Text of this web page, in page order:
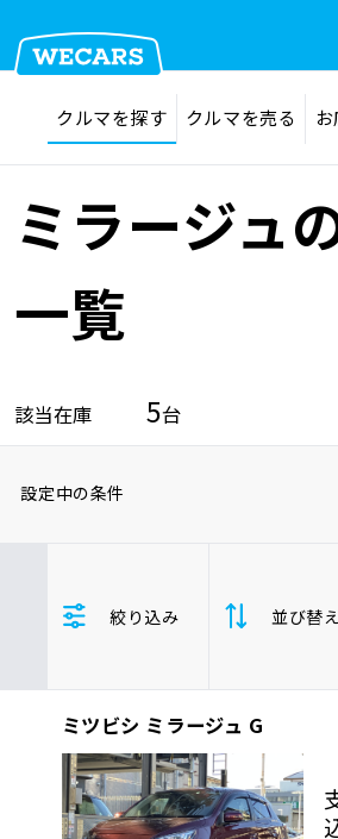
在庫検索 サイト内検索
クルマを探す
品質管理とサポート体制
お問い合わせ
クルマを探す クルマを売る
ミラージュ
一覧
該当在庫 5台
設定中の条件
ホンダ
マツダ
ミラージュ
絞り込み 並び替え
支払総
額
年式 新し
ミツビシ ミラージュ G